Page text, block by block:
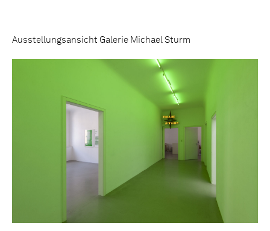
Ausstellungsansicht Galerie Michael Sturm